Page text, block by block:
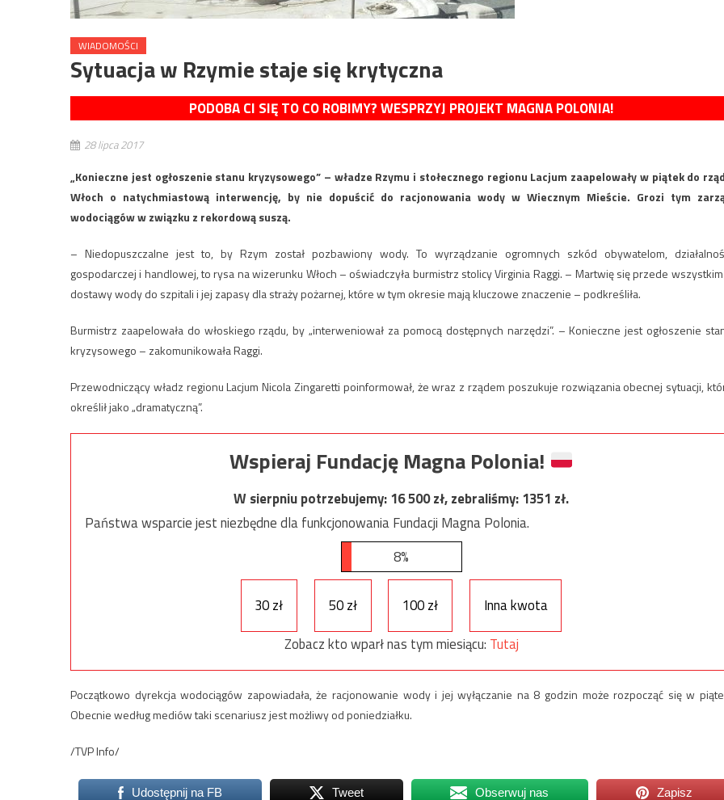
WIADOMOŚCI
Sytuacja w Rzymie staje się krytyczna
PODOBA CI SIĘ TO CO ROBIMY? WESPRZYJ PROJEKT MAGNA POLONIA!
28 lipca 2017
„Konieczne jest ogłoszenie stanu kryzysowego” – władze Rzymu i stołecznego regionu Lacjum zaapelowały w piątek do
Włoch o natychmiastową interwencję, by nie dopuścić do racjonowania wody w Wiecznym Mieście. Grozi tym
wodociągów w związku z rekordową suszą.
– Niedopuszczalne jest to, by Rzym został pozbawiony wody. To wyrządzanie ogromnych szkód obywatelom,
gospodarczej i handlowej, to rysa na wizerunku Włoch – oświadczyła burmistrz stolicy Virginia Raggi. – Martwię się przede
dostawy wody do szpitali i jej zapasy dla straży pożarnej, które w tym okresie mają kluczowe znaczenie – podkreśliła.
Burmistrz zaapelowała do włoskiego rządu, by „interweniował za pomocą dostępnych narzędzi”. – Konieczne jest ogłoszenie
kryzysowego – zakomunikowała Raggi.
Przewodniczący władz regionu Lacjum Nicola Zingaretti poinformował, że wraz z rządem poszukuje rozwiązania obecnej sytuacji,
określił jako „dramatyczną”.
Wspieraj Fundację Magna Polonia!
W sierpniu potrzebujemy:16 500zł, zebraliśmy:1351 zł.
Państwa wsparcie jest niezbędne dla funkcjonowania Fundacji Magna Polonia.
8%
30 zł 50 zł 100 zł
Inna kwota
Zobacz kto wparł nas tym miesiącu: Tutaj
Początkowo dyrekcja wodociągów zapowiadała, że racjonowanie wody i jej wyłączanie na 8 godzin może rozpocząć się w
Obecnie według mediów taki scenariusz jest możliwy od poniedziałku.
/TVP Info/
Udostępnij na FB Tweet Obserwuj nas Zapisz